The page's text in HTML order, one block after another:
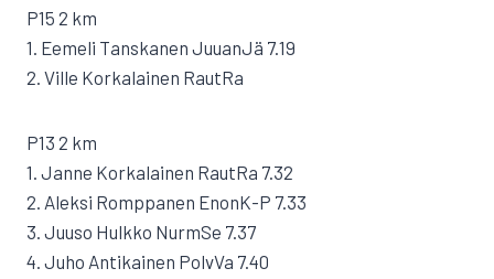
P15 2 km
1. Eemeli Tanskanen JuuanJä 7.19
2. Ville Korkalainen RautRa
P13 2 km
1. Janne Korkalainen RautRa 7.32
2. Aleksi Romppanen EnonK-P 7.33
3. Juuso Hulkko NurmSe 7.37
4. Juho Antikainen PolvVa 7.40